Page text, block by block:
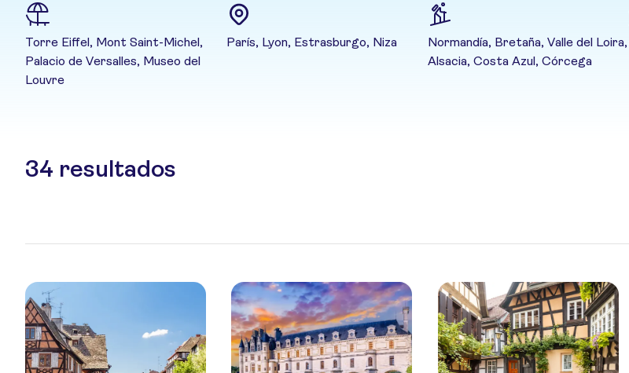
Torre Eiffel, Mont Saint-Michel,
Palacio de Versalles, Museo del
Louvre
París, Lyon, Estrasburgo, Niza
Normandía, Bretaña, Valle del Loira,
Alsacia, Costa Azul, Córcega
34 resultados